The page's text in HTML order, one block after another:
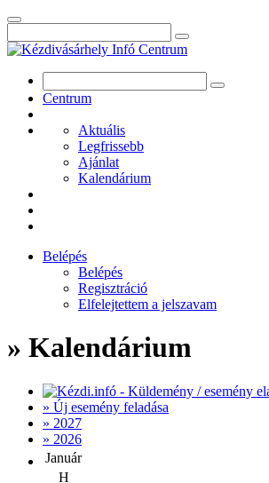
Centrum
Aktuális
Legfrissebb
Ajánlat
Kalendárium
Belépés
Belépés
Regisztráció
Elfelejtettem a jelszavam
» Kalendárium
» Új esemény feladása
» 2027
» 2026
Január
H